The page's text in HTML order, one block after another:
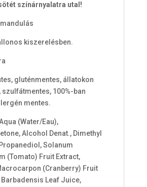
színárnyalatra utal!
mandulás
kiszerelésben.
gluténmentes, állatokon
szulfátmentes, 100%-ban
mentes.
(Water/Eau),
Alcohol Denat., Dimethyl
Solanum
(Tomato) Fruit Extract,
(Cranberry) Fruit
Barbadensis Leaf Juice,